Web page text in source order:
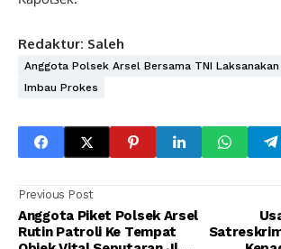
Redaktur: Saleh
Anggota Polsek Arsel Bersama TNI
Imbau Prokes
Previous Post
Anggota Piket Polsek Arsel
Rutin Patroli Ke Tempat